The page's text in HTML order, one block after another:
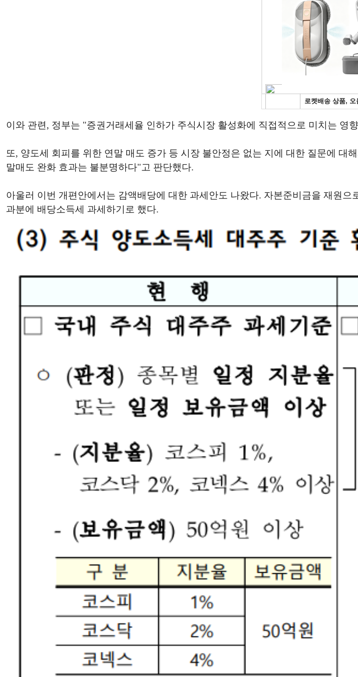
이와 관련, 정부는 "증권거래세율 인하가 주식시장 활성화에 직접적으로 미치는 영
또, 양도세 회피를 위한 연말 매도 증가 등 시장 불안정은 없는 지에 대한 질문에 대
말매도 완화 효과는 불분명하다"고 판단했다.
아울러 이번 개편안에서는 감액배당에 대한 과세안도 나왔다. 자본준비금을 재원
과분에 배당소득세 과세하기로 했다.